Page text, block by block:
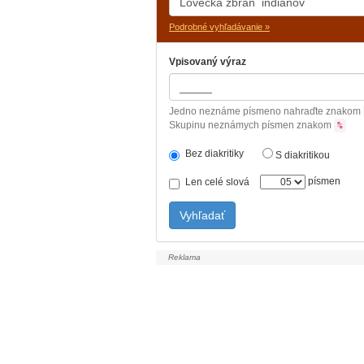
Podrobné vyhľadávanie »
Vpisovaný výraz
Jedno neznáme písmeno nahraďte znakom
Skupinu neznámych písmen znakom %
Bez diakritiky S diakritikou
Len celé slová písmen
Vyhľadať